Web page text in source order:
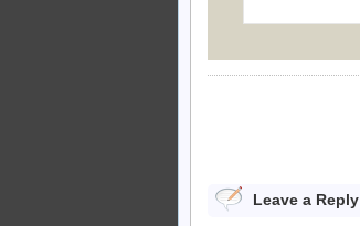
Leave a Reply